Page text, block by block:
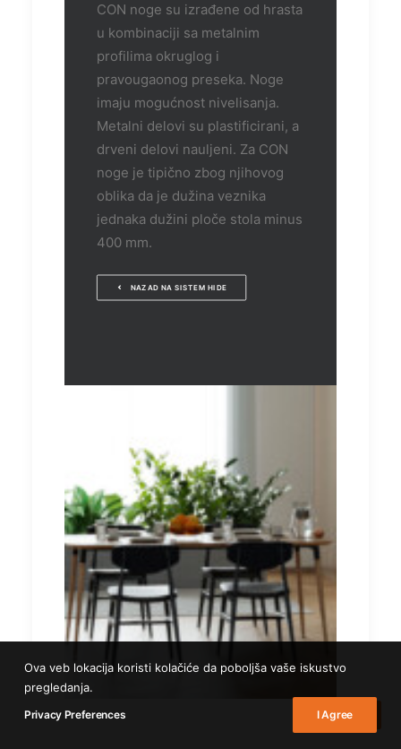
CON noge su izrađene od hrasta
u kombinaciji sa metalnim
profilima okruglog i
pravougaonog preseka. Noge
imaju mogućnost nivelisanja.
Metalni delovi su plastificirani, a
drveni delovi nauljeni. Za CON
noge je tipično zbog njihovog
oblika da je dužina veznika
jednaka dužini ploče stola minus
400 mm.
NAZAD NA SISTEM HIDE
Ova veb lokacija koristi kolačiće da poboljša vaše iskustvo
pregledanja.
Privacy Preferences I Agree